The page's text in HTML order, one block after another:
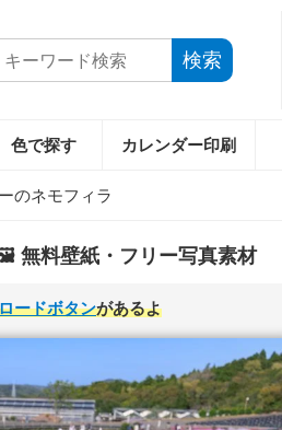
色で探す カレンダー印刷
のネモフィラ
無料壁紙・フリー写真素材
ードボタンがあるよ